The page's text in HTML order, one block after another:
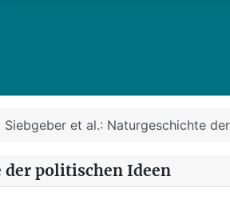
Siebgeber et al.: Naturgeschichte
der politischen Ideen